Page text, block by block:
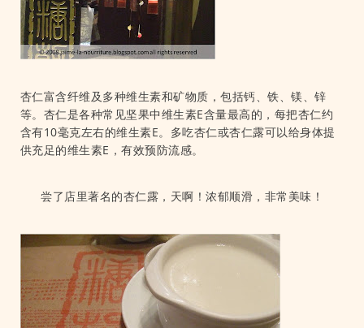
杏仁富含纤维及多种维生素和矿物质，包括钙、铁、镁、锌
等。杏仁是各种常见坚果中维生素E含量最高的，每把杏仁约
含有10毫克左右的维生素E。多吃杏仁或杏仁露可以给身体提
供充足的维生素E，有效预防流感。
尝了店里著名的杏仁露，天啊！浓郁顺滑，非常美味！